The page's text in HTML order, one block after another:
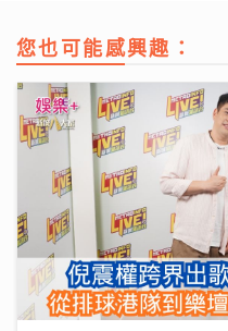
您也可能感興趣：